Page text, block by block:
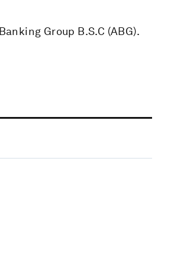
Group B.S.C (ABG).